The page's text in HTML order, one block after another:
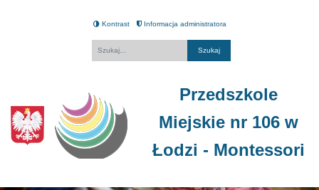
Kontrast Informacja administratora
Przedszkole
Miejskie nr 106 w
Łodzi - Montessori